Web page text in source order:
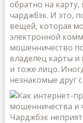
обратно на
чарджбэк. И это,
вещей, которая
электронной
мошенничество
владелец карты и
и тоже лицо.
незнакомые друг
Чарджбэк